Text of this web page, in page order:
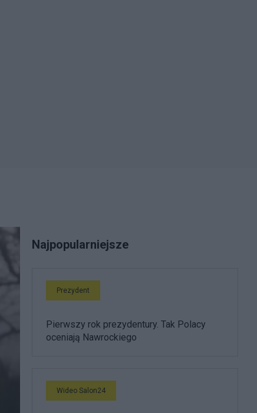
Najpopularniejsze
Prezydent
Pierwszy rok prezydentury. Tak Polacy
oceniają Nawrockiego
Wideo Salon24